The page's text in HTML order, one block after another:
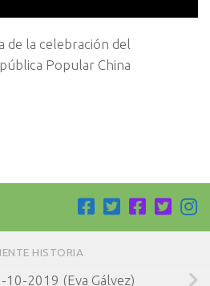
de la celebración del
Popular China
HISTORIA
10-2019 (Eva Gálvez)